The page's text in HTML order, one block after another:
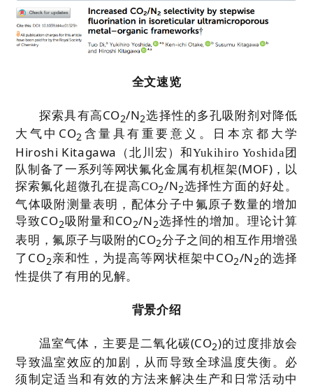
全文速览
探索具有高CO2/N2选择性的多孔吸附剂对降低
大气中 CO2 含量具有重要意义。 日本京都大学
Hiroshi Kitagawa （北川宏）和Yukihiro Yoshida团
队制备了一系列等网状氟化金属有机框架(MOF) ，以
探索氟化超微孔在提高CO2/N2选择性方面的好处。
气体吸附测量表明，配体分子中氟原子数量的增加
导致CO2吸附量和 CO2/N2选择性的增加。理论计算
表明，氟原子与吸附的CO2分子之间的相互作用增强
了 CO2亲和性，为提高等网状框架中 CO2/N2的选择
性提供了有用的见解。
背景介绍
温室气体，主要是二氧化碳(CO2)的过度排放会
导致温室效应的加剧，从而导致全球温度失衡。必
须制定适当和有效的方法来解决生产和日常活动中